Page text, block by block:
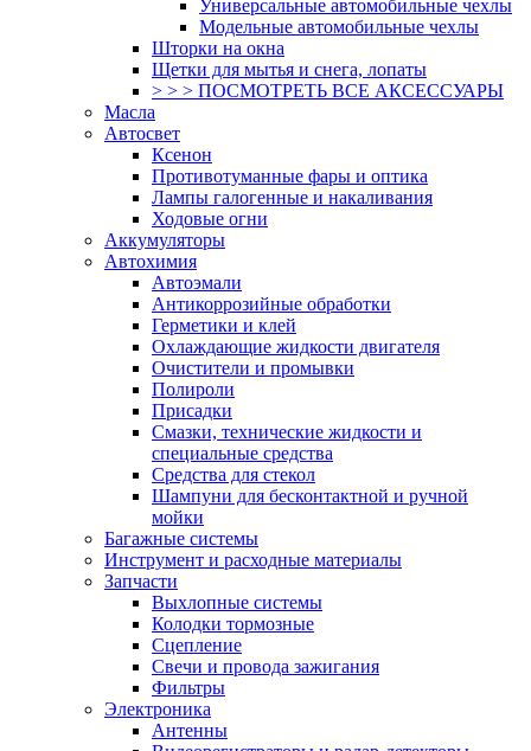
Универсальные автомобильные чехлы
Модельные автомобильные чехлы
Шторки на окна
Щетки для мытья и снега, лопаты
> > > ПОСМОТРЕТЬ ВСЕ АКСЕССУАРЫ
Масла
Автосвет
Ксенон
Противотуманные фары и оптика
Лампы галогенные и накаливания
Ходовые огни
Аккумуляторы
Автохимия
Автоэмали
Антикоррозийные обработки
Герметики и клей
Охлаждающие жидкости двигателя
Очистители и промывки
Полироли
Присадки
Смазки, технические жидкости и
специальные средства
Средства для стекол
Шампуни для бесконтактной и ручной
мойки
Багажные системы
Инструмент и расходные материалы
Запчасти
Выхлопные системы
Колодки тормозные
Сцепление
Свечи и провода зажигания
Фильтры
Электроника
Антенны